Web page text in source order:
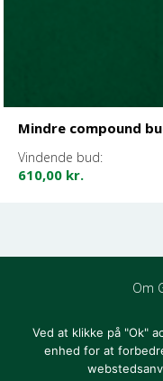
Mindre compound
Vindende bud:
610,00 kr.
Om
Ved at klikke på "Ok"
enhed for at